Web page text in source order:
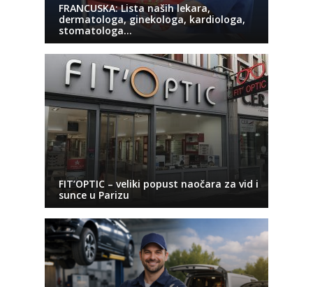
FRANCUSKA: Lista naših lekara,
dermatologa, ginekologa, kardiologa,
stomatologa…
FIT’OPTIC – veliki popust naočara za vid i
sunce u Parizu